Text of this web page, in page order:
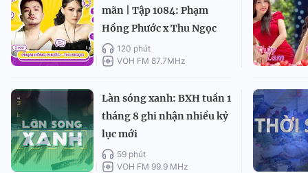
mãn | Tập 1084: Phạm
Hồng Phước x Thu Ngọc
120 phút
VOH FM 87.7MHz
Làn sóng xanh: BXH tuần 1
tháng 8 ghi nhận nhiều kỷ
lục mới
59 phút
VOH FM 99.9 MHz